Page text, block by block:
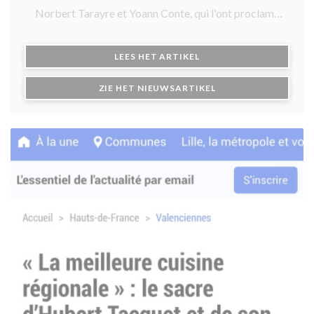
Embarquement pour une expérience flamande
Ce matin, l'émission de France Bleu nous invite dans un
lieu unique, le Pot-Flamand, un estaminet situé à
Bordeau, en compagnie d'Hubert Taquet, le
festive de cet estaminet aux allures de Flandres. Le
décor, l'odeur du houblon et les petites touches
personnelles de l'hôte offrent une immersion totale
Le Pot FlamandLe Pot Flamand
Le Pot Flamand © Radio France - Emmanuel Bordeau
Un hommage aux traditions flamandes
Norbert Tarayre et Yoann Conte, qui l'ont proclamé
LEES HET ARTIKEL((OPENT IN EEN NIEUW
ZIE HET NIEUWSARTIKEL((OPENT IN EEN